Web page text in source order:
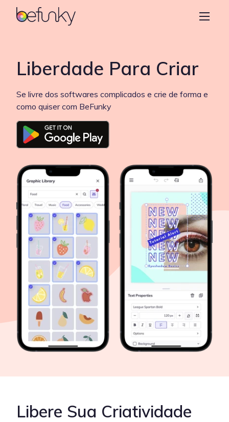
BeFunky
Colagem
Designer Gráfico
Aprender
Liberdade Para Criar
Se livre dos softwares complicados e crie de forma e
como quiser com BeFunky
Libere Sua Criatividade